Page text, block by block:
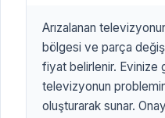
Arızalanan
bölgesi ve parça
fiyat belirlenir. Evinize
televizyonun
oluşturarak sunar.